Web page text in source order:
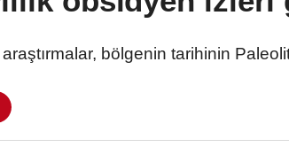
bölgenin tarihinin